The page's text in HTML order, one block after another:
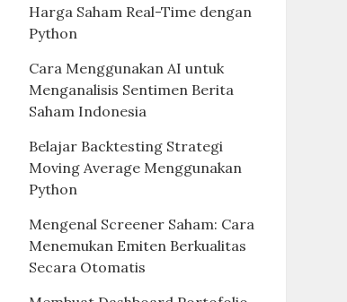
Harga Saham Real-Time dengan
Python
Cara Menggunakan AI untuk
Menganalisis Sentimen Berita
Saham Indonesia
Belajar Backtesting Strategi
Moving Average Menggunakan
Python
Mengenal Screener Saham: Cara
Menemukan Emiten Berkualitas
Secara Otomatis